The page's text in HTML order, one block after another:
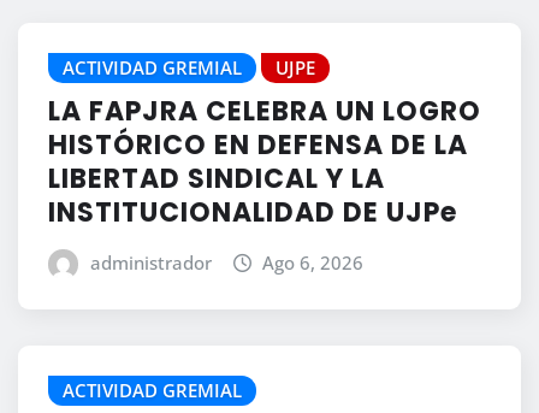
ACTIVIDAD GREMIAL UJPE
LA FAPJRA CELEBRA UN LOGRO
HISTÓRICO EN DEFENSA DE LA
LIBERTAD SINDICAL Y LA
INSTITUCIONALIDAD DE UJPe
administrador Ago 6, 2026
ACTIVIDAD GREMIAL